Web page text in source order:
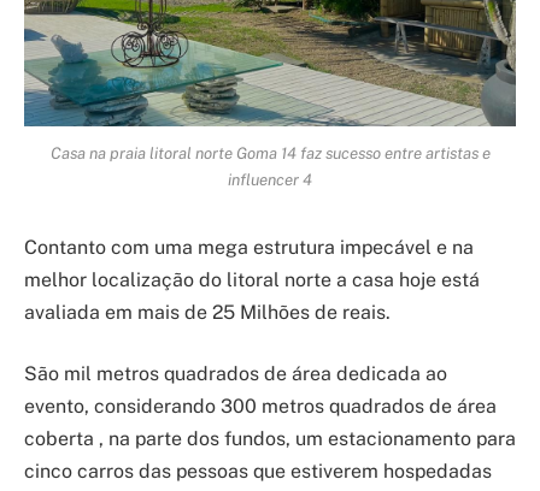
Casa na praia litoral norte Goma 14 faz sucesso entre artistas e
influencer 4
Contanto com uma mega estrutura impecável e na
melhor localização do litoral norte a casa hoje está
avaliada em mais de 25 Milhões de reais.
São mil metros quadrados de área dedicada ao
evento, considerando 300 metros quadrados de área
coberta , na parte dos fundos, um estacionamento para
cinco carros das pessoas que estiverem hospedadas